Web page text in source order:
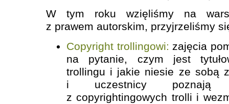
W tym roku wzięliśmy na
z prawem autorskim, przyjrzeliśmy
Copyright trollingowi: zajęcia
na pytanie, czym jest
trollingu i jakie niesie ze sobą
i uczestnicy poznają
z copyrightingowych trolli i